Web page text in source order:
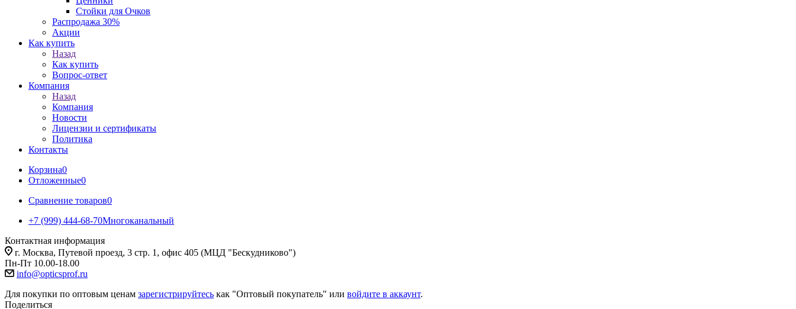
Стойки для Очков
Распродажа 30%
Акции
Как купить
Назад
Как купить
Вопрос-ответ
Компания
Назад
Компания
Новости
Лицензии и сертификаты
Политика
Контакты
Корзина0
Отложенные0
Сравнение товаров0
+7 (999) 444-68-70Многоканальный
Контактная информация
г. Москва, Путевой проезд, 3 стр. 1, офис 405 (МЦД "Бескудниково")
Пн-Пт 10.00-18.00
info@opticsprof.ru
Для покупки по оптовым ценам зарегистрируйтесь как "Оптовый покупатель" или войдите в аккаунт.
Поделиться